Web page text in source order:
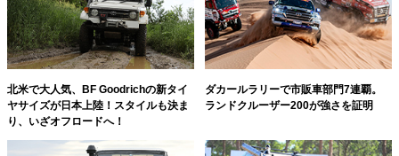
北米で大人気、BF Goodrichの新タイ
ヤサイズが日本上陸！スタイルも決ま
り、いざオフロードへ！
ダカールラリーで市販車部門7連覇。
ランドクルーザー200が強さを証明